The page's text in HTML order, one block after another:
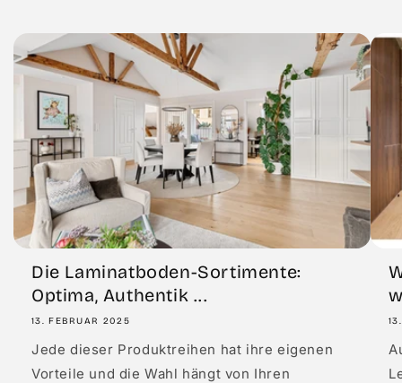
Die Laminatboden-Sortimente:
Optima, Authentik ...
13. FEBRUAR 2025
Jede dieser Produktreihen hat ihre eigenen
Vorteile und die Wahl hängt von Ihren